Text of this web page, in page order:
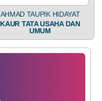
AHMAD TAUPIK HIDAYAT
KAUR TATA USAHA DAN
UMUM